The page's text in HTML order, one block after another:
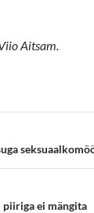
Aitsam.
piiriga ei mängita